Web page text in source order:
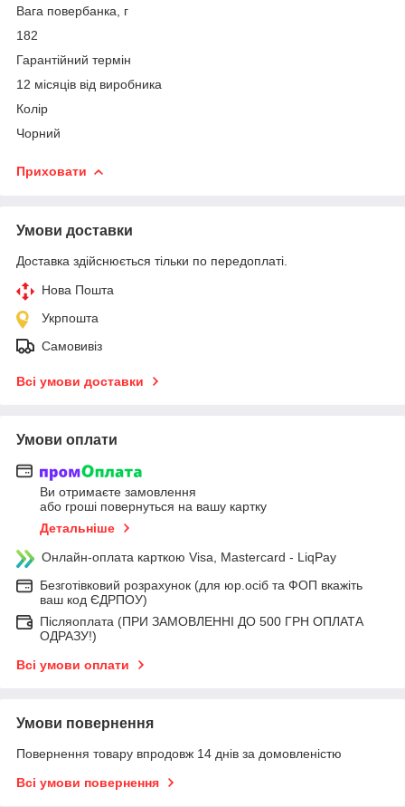
Вага повербанка, г
182
Гарантійний термін
12 місяців від виробника
Колір
Чорний
Приховати
Умови доставки
Доставка здійснюється тільки по передоплаті.
Нова Пошта
Укрпошта
Самовивіз
Всі умови доставки
Умови оплати
Ви отримаєте замовлення
або гроші повернуться на вашу картку
Детальніше
Онлайн-оплата карткою Visa, Mastercard - LiqPay
Безготівковий розрахунок (для юр.осіб та ФОП вкажіть
ваш код ЄДРПОУ)
Післяоплата (ПРИ ЗАМОВЛЕННІ ДО 500 ГРН ОПЛАТА
ОДРАЗУ!)
Всі умови оплати
Умови повернення
Повернення товару впродовж 14 днів за домовленістю
Всі умови повернення